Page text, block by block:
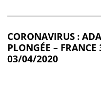
CORONAVIRUS :
PLONGÉE –
03/04/2020